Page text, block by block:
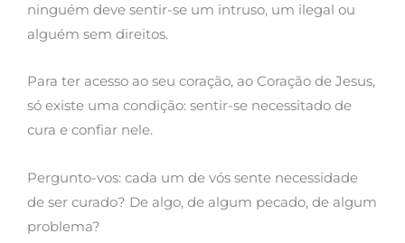
ninguém deve sentir-se um intruso, um ilegal ou
alguém sem direitos.
Para ter acesso ao seu coração, ao Coração de Jesus,
só existe uma condição: sentir-se necessitado de
cura e confiar nele.
Pergunto-vos: cada um de vós sente necessidade
de ser curado? De algo, de algum pecado, de algum
problema?